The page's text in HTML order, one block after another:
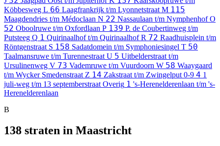
Köbbesweg L 66 Laagfrankrijk t/m Lyonnetstraat M 115
Maagdendries t/m Médoclaan N 22 Nassaulaan t/m NymphenhofO
52 Oboolruwe t/m Oxfordlaan P 139 P. de Coubertinweg t/m
Putsteeg Q 1 Quirinaalhof t/m QuirinaalhofR 72 Raadhuisplein t/m
Röntgenstraat S 158 Sadatdomein t/m Symphoniesingel T 50
Taalmansruwe t/m Turennestraat U 5 Uitbelderstraat t/m
Ursulinenweg V 73 Vademruwe t/m Vuurdoorn W 58 Waaygaard
t/m Wycker Smedenstraat Z 14 Zakstraat t/m Zwingelput 0-9 4 1
juli-weg t/m 13 septemberstraat Overig 1 's-Herenelderenlaan t/m 's-
Herenelderenlaan
B
138 straten in Maastricht